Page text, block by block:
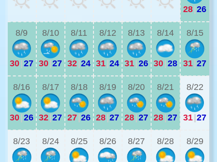
28|26
8/9
30|27
8/10
30|27
8/11
32|24
8/12
31|24
8/13
31|26
8/14
30|28
8/15
31|27
8/16
30|26
8/17
32|27
8/18
27|26
8/19
28|27
8/20
28|27
8/21
28|27
8/22
31|27
8/23 8/24 8/25 8/26 8/27 8/28 8/29